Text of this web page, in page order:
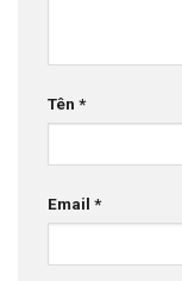
Tên *
Email *